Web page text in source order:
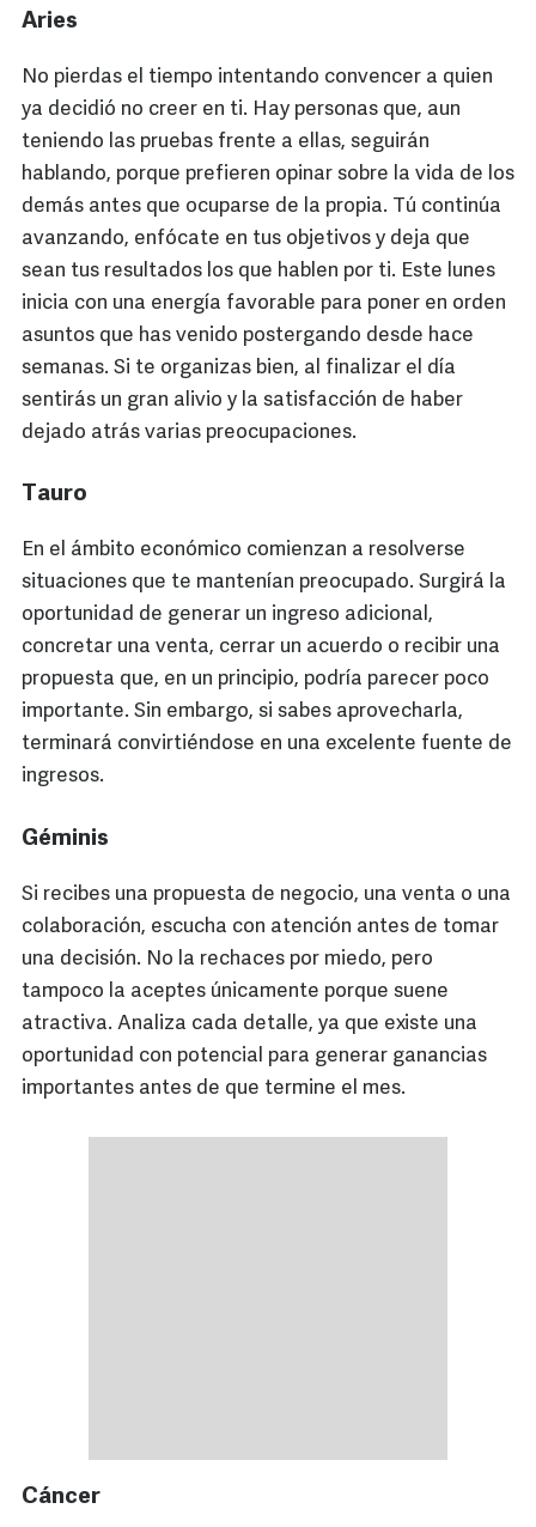
Aries
No pierdas el tiempo intentando convencer a quien
ya decidió no creer en ti. Hay personas que, aun
teniendo las pruebas frente a ellas, seguirán
hablando, porque prefieren opinar sobre la vida de los
demás antes que ocuparse de la propia. Tú continúa
avanzando, enfócate en tus objetivos y deja que
sean tus resultados los que hablen por ti. Este lunes
inicia con una energía favorable para poner en orden
asuntos que has venido postergando desde hace
semanas. Si te organizas bien, al finalizar el día
sentirás un gran alivio y la satisfacción de haber
dejado atrás varias preocupaciones.
Tauro
En el ámbito económico comienzan a resolverse
situaciones que te mantenían preocupado. Surgirá la
oportunidad de generar un ingreso adicional,
concretar una venta, cerrar un acuerdo o recibir una
propuesta que, en un principio, podría parecer poco
importante. Sin embargo, si sabes aprovecharla,
terminará convirtiéndose en una excelente fuente de
ingresos.
Géminis
Si recibes una propuesta de negocio, una venta o una
colaboración, escucha con atención antes de tomar
una decisión. No la rechaces por miedo, pero
tampoco la aceptes únicamente porque suene
atractiva. Analiza cada detalle, ya que existe una
oportunidad con potencial para generar ganancias
importantes antes de que termine el mes.
Cáncer